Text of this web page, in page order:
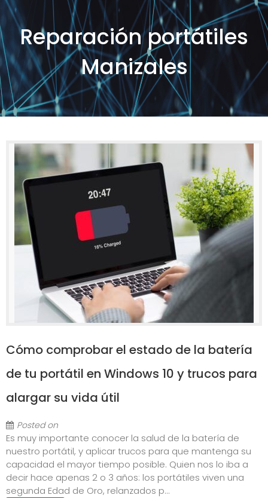
Reparación portátiles
Manizales
Cómo comprobar el estado de la batería
de tu portátil en Windows 10 y trucos para
alargar su vida útil
Posted on
Es muy importante conocer la salud de la batería de
nuestro portátil, y aplicar trucos para que mantenga su
capacidad el mayor tiempo posible. Quien nos lo iba a
decir hace apenas 2 o 3 años: los portátiles viven una
segunda Edad de Oro, relanzados p...